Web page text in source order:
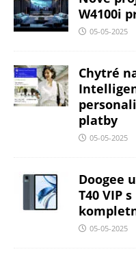
W4100i
05-05-2025
Chytré
platby
05-05-2025
Doogee
T40 VIP
05-05-2025